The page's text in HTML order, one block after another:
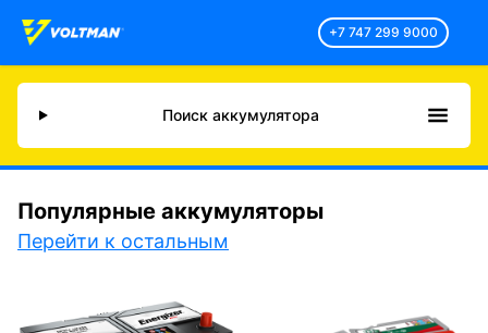
+7 747 299 9000
Поиск аккумулятора
Популярные аккумуляторы
Перейти к остальным